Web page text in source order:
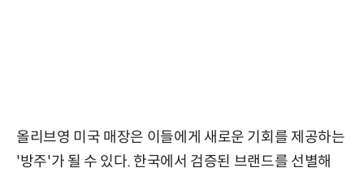
올리브영 미국 매장은 이들에게 새로운 기회를 제공하는
'방주'가 될 수 있다. 한국에서 검증된 브랜드를 선별해